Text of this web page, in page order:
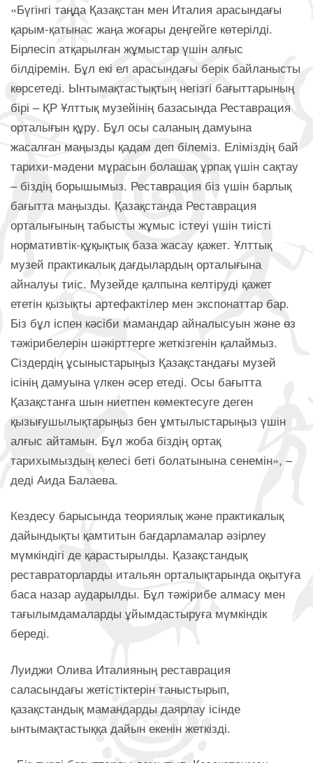
«Бүгінгі таңда Қазақстан мен Италия арасындағы
қарым-қатынас жаңа жоғары деңгейге көтерілді.
Бірлесіп атқарылған жұмыстар үшін алғыс
білдіремін. Бұл екі ел арасындағы берік байланысты
көрсетеді. Ынтымақтастықтың негізгі бағыттарының
бірі – ҚР Ұлттық музейінің базасында Реставрация
орталығын құру. Бұл осы саланың дамуына
жасалған маңызды қадам деп білеміз. Еліміздің бай
тарихи-мәдени мұрасын болашақ ұрпақ үшін сақтау
– біздің борышымыз. Реставрация біз үшін барлық
бағытта маңызды. Қазақстанда Реставрация
орталығының табысты жұмыс істеуі үшін тиісті
нормативтік-құқықтық база жасау қажет. Ұлттық
музей практикалық дағдылардың орталығына
айналуы тиіс. Музейде қалпына келтіруді қажет
ететін қызықты артефактілер мен экспонаттар бар.
Біз бұл іспен кәсіби мамандар айналысуын және өз
тәжірибелерін шәкірттерге жеткізгенін қалаймыз.
Сіздердің ұсыныстарыңыз Қазақстандағы музей
ісінің дамуына үлкен әсер етеді. Осы бағытта
Қазақстанға шын ниетпен көмектесуге деген
қызығушылықтарыңыз бен ұмтылыстарыңыз үшін
алғыс айтамын. Бұл жоба біздің ортақ
тарихымыздың келесі беті болатынына сенемін», –
деді Аида Балаева.
Кездесу барысында теориялық және практикалық
дайындықты қамтитын бағдарламалар әзірлеу
мүмкіндігі де қарастырылды. Қазақстандық
реставраторларды итальян орталықтарында оқытуға
баса назар аударылды. Бұл тәжірибе алмасу мен
тағылымдамаларды ұйымдастыруға мүмкіндік
береді.
Луиджи Олива Италияның реставрация
саласындағы жетістіктерін таныстырып,
қазақстандық мамандарды даярлау ісінде
ынтымақтастыққа дайын екенін жеткізді.